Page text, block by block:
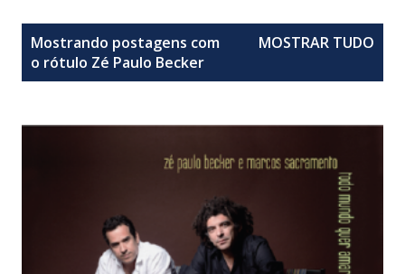
Mostrando postagens com
o rótulo Zé Paulo Becker
MOSTRAR TUDO